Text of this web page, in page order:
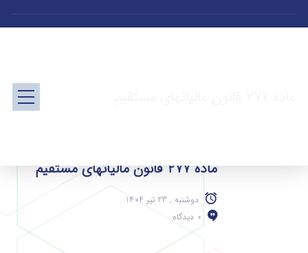
ماده 277 قانون مالیاتهای مستقیم
دوشنبه , 23 تیر 1404
0 دیدگاه